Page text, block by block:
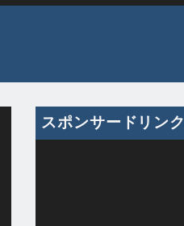
スポンサードリンク